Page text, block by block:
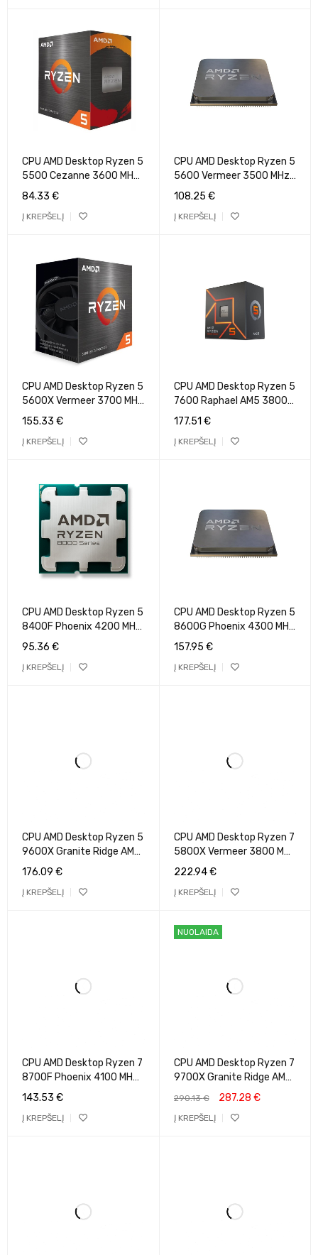
CPU AMD Desktop Ryzen 5
5500 Cezanne 3600 MHz
Cores 6 16MB Socket
100000457BOX
84.33 €
Į KREPŠELĮ
CPU AMD Desktop Ryzen 5
5600 Vermeer 3500 MHz
Cores 6 32MB Socket
000000927
108.25 €
Į KREPŠELĮ
CPU AMD Desktop Ryzen 5
5600X Vermeer 3700 MHz
Cores 6 32MB Socket
100000065BOX
155.33 €
Į KREPŠELĮ
CPU AMD Desktop Ryzen 5
7600 Raphael AM5 3800
MHz Cores 6 32MB Socket
Radeon BOX 100-
177.51 €
Į KREPŠELĮ
CPU AMD Desktop Ryzen 5
8400F Phoenix 4200 MHz
Cores 6 6MB Socket SAM5
000001591
95.36 €
Į KREPŠELĮ
CPU AMD Desktop Ryzen 5
8600G Phoenix 4300 MHz
Cores 6 16MB Socket
Radeon BOX 100-
157.95 €
Į KREPŠELĮ
CPU AMD Desktop Ryzen 5
9600X Granite Ridge AM5
3900 MHz Cores 6 32MB
GPU Radeon OEM 100-
176.09 €
Į KREPŠELĮ
CPU AMD Desktop Ryzen 7
5800X Vermeer 3800 MHz
Cores 8 32MB Socket
100000063WOF
222.94€
Į KREPŠELĮ
CPU AMD Desktop Ryzen 7
8700F Phoenix 4100 MHz
Cores 8 8MB Socket SAM5
000001590
143.53 €
Į KREPŠELĮ
NUOLAIDA
CPU AMD Desktop Ryzen 7
9700X Granite Ridge AM5
3800 MHz Cores 8 32MB
GPU Radeon BOX 100-
290.13€ 287.28 €
Į KREPŠELĮ